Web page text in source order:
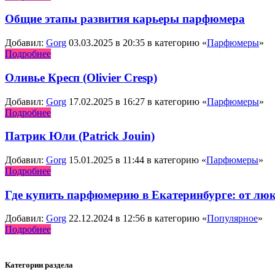
Общие этапы развития карьеры парфюмера
Добавил: Gorg 03.03.2025 в 20:35 в категорию «Парфюмеры»
Подробнее
Оливье Кресп (Olivier Cresp)
Добавил: Gorg 17.02.2025 в 16:27 в категорию «Парфюмеры»
Подробнее
Патрик Юли (Patrick Jouin)
Добавил: Gorg 15.01.2025 в 11:44 в категорию «Парфюмеры»
Подробнее
Где купить парфюмерию в Екатеринбурге: от
Добавил: Gorg 22.12.2024 в 12:56 в категорию «Популярное»
Подробнее
Категории раздела